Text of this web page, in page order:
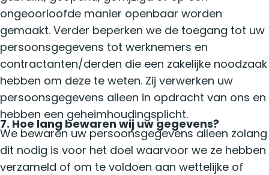
ongeoorloofde manier openbaar worden
gemaakt. Verder beperken we de toegang tot uw
persoonsgegevens tot werknemers en
contractanten/derden die een zakelijke noodzaak
hebben om deze te weten. Zij verwerken uw
persoonsgegevens alleen in opdracht van ons en
hebben een geheimhoudingsplicht.
7. Hoe lang bewaren wij uw gegevens?
We bewaren uw persoonsgegevens alleen zolang
dit nodig is voor het doel waarvoor we ze hebben
verzameld of om te voldoen aan wettelijke of